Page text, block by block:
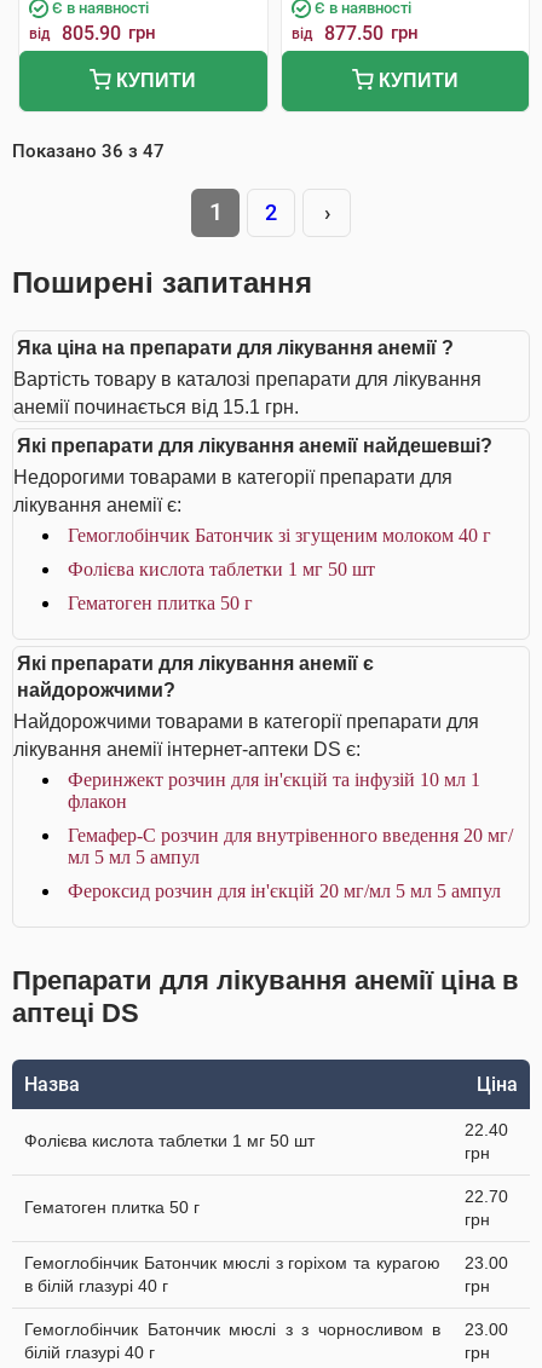
Є в наявності
від 805.90 грн
КУПИТИ
Є в наявності
від 877.50 грн
КУПИТИ
Показано 36 з 47
1 2 ›
Поширені запитання
Яка ціна на препарати для лікування анемії ?
Вартість товару в каталозі препарати для лікування
анемії починається від 15.1 грн.
Які препарати для лікування анемії найдешевші?
Недорогими товарами в категорії препарати для
лікування анемії є:
Гемоглобінчик Батончик зі згущеним молоком 40 г
Фолієва кислота таблетки 1 мг 50 шт
Гематоген плитка 50 г
Які препарати для лікування анемії є
найдорожчими?
Найдорожчими товарами в категорії препарати для
лікування анемії інтернет-аптеки DS є:
Феринжект розчин для ін'єкцій та інфузій 10 мл 1
флакон
Гемафер-С розчин для внутрівенного введення 20 мг/
мл 5 мл 5 ампул
Фероксид розчин для ін'єкцій 20 мг/мл 5 мл 5 ампул
Препарати для лікування анемії ціна в
аптеці DS
Назва Ціна
Фолієва кислота таблетки 1 мг 50 шт
22.40
грн
Гематоген плитка 50 г
22.70
грн
Гемоглобінчик Батончик мюслі з горіхом та курагою
в білій глазурі 40 г
23.00
грн
Гемоглобінчик Батончик мюслі з з чорносливом в
білій глазурі 40 г
23.00
грн